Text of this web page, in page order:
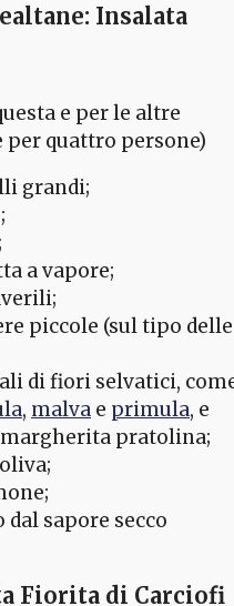
Insalata
e per le altre
quattro persone)
grandi;
a vapore;
piccole (sul tipo delle
di fiori selvatici,
, malva e primula, e
pratolina;
sapore secco
Fiorita di Carciofi